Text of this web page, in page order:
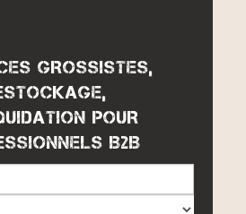
GROSSISTES,
POUR
B2B